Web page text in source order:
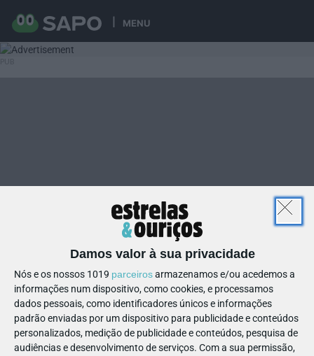
MENU
Damos valor à sua privacidade
Nós e os nossos 1019 parceirosarmazenamos e/ou acedemos a
informações num dispositivo, como cookies, e processamos
dados pessoais, como identificadores únicos e informações
padrão enviadas por um dispositivo para publicidade e conteúdos
personalizados, medição de publicidade e conteúdos, pesquisa de
audiências e desenvolvimento de serviços. Com a sua permissão,